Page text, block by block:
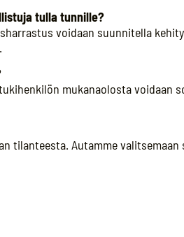
tulla tunnille?
voidaan suunnitella
mukanaolosta voidaan
tilanteesta. Autamme valitsemaan